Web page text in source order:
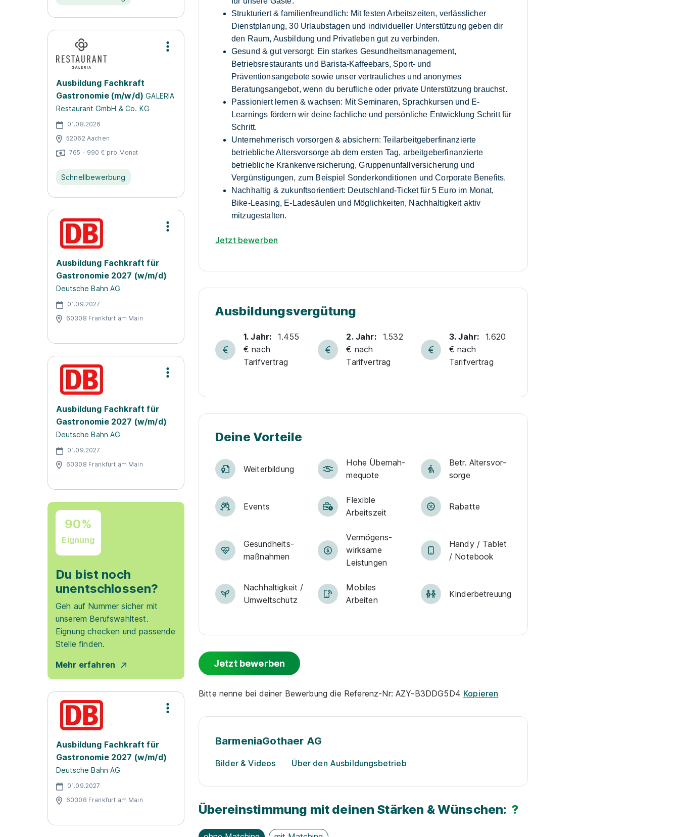
Ausbildung Fachkraft
Gastronomie (m/w/d) GALERIA
Restaurant GmbH & Co. KG
01.08.2026
52062 Aachen
765 - 990 € pro Monat
Schnellbewerbung
Ausbildung Fachkraft für
Gastronomie 2027 (w/m/d)
Deutsche Bahn AG
01.09.2027
60308 Frankfurt am Main
Ausbildung Fachkraft für
Gastronomie 2027 (w/m/d)
Deutsche Bahn AG
01.09.2027
60308 Frankfurt am Main
90%
Eignung
Du bist noch
unentschlossen?
Geh auf Nummer sicher mit
unserem Berufswahltest.
Eignung checken und passende
Stelle finden.
Mehr erfahren
Ausbildung Fachkraft für
Gastronomie 2027 (w/m/d)
Deutsche Bahn AG
01.09.2027
60308 Frankfurt am Main
Strukturiert & familienfreundlich: Mit festen Arbeitszeiten, verlässlicher
Dienstplanung, 30 Urlaubstagen und individueller Unterstützung geben dir
den Raum, Ausbildung und Privatleben gut zu verbinden.
Gesund & gut versorgt: Ein starkes Gesundheitsmanagement,
Betriebsrestaurants und Barista-Kaffeebars, Sport- und
Präventionsangebote sowie unser vertrauliches und anonymes
Beratungsangebot, wenn du berufliche oder private Unterstützung brauchst.
Passioniert lernen & wachsen: Mit Seminaren, Sprachkursen und E-
Learnings fördern wir deine fachliche und persönliche Entwicklung Schritt für
Schritt.
Unternehmerisch vorsorgen & absichern: Teilarbeitgeberfinanzierte
betriebliche Altersvorsorge ab dem ersten Tag, arbeitgeberfinanzierte
betriebliche Krankenversicherung, Gruppenunfallversicherung und
Vergünstigungen, zum Beispiel Sonderkonditionen und Corporate Benefits.
Nachhaltig & zukunftsorientiert: Deutschland-Ticket für 5 Euro im Monat,
Bike-Leasing, E-Ladesäulen und Möglichkeiten, Nachhaltigkeit aktiv
mitzugestalten.
Jetzt bewerben
Ausbildungsvergütung
1. Jahr:
1.455
€ nach
Tarifvertrag
2. Jahr:
1.532
€ nach
Tarifvertrag
3. Jahr:
1.620
€ nach
Tarifvertrag
Deine Vorteile
Weiter­bildung
Hohe Über­nah­
me­quote
Betr. Alters­vor­
sorge
Events
Flexible
Arbeitszeit
Rabatte
Ge­sund­heits­
maß­nah­men
Vermögens­
wirksame
Leistungen
Han­dy / Tab­let
/ Note­book
Nachhaltigkeit /
Umweltschutz
Mobiles
Arbeiten
Kin­der­be­treu­ung
Jetzt bewerben
Bitte nenne bei deiner Bewerbung die Referenz-Nr: AZY-B3DDG5D4 Kopieren
BarmeniaGothaer AG
Bilder & Videos Über den Ausbildungsbetrieb
Übereinstimmung mit deinen Stärken & Wünschen: ?